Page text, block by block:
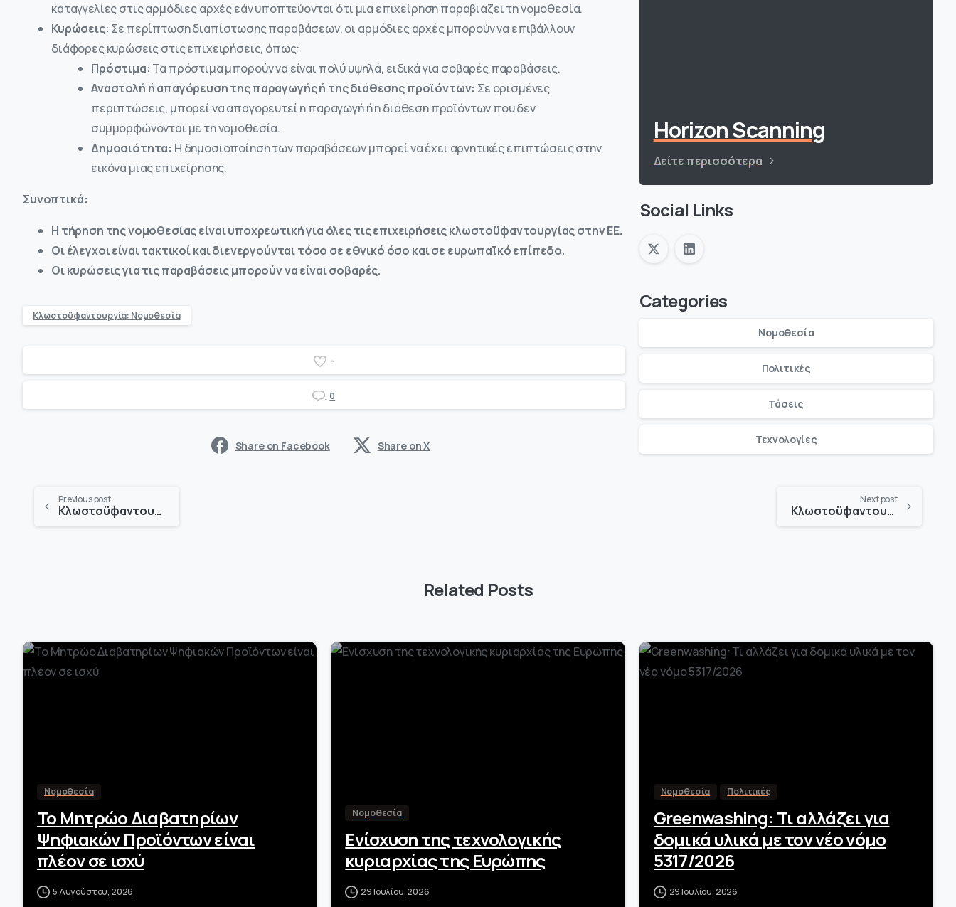
καταγγελίες στις αρμόδιες αρχές εάν υποπτεύονται ότι μια επιχείρηση παραβιάζει τη νομοθεσία.
Κυρώσεις: Σε περίπτωση διαπίστωσης παραβάσεων, οι αρμόδιες αρχές μπορούν να επιβάλλουν
διάφορες κυρώσεις στις επιχειρήσεις, όπως:
Πρόστιμα: Τα πρόστιμα μπορούν να είναι πολύ υψηλά, ειδικά για σοβαρές παραβάσεις.
Αναστολή ή απαγόρευση της παραγωγής ή της διάθεσης προϊόντων: Σε ορισμένες
περιπτώσεις, μπορεί να απαγορευτεί η παραγωγή ή η διάθεση προϊόντων που δεν
συμμορφώνονται με τη νομοθεσία.
Δημοσιότητα: Η δημοσιοποίηση των παραβάσεων μπορεί να έχει αρνητικές επιπτώσεις στην
εικόνα μιας επιχείρησης.
Συνοπτικά:
Η τήρηση της νομοθεσίας είναι υποχρεωτική για όλες τις επιχειρήσεις κλωστοϋφαντουργίας στην ΕΕ.
Οι έλεγχοι είναι τακτικοί και διενεργούνται τόσο σε εθνικό όσο και σε ευρωπαϊκό επίπεδο.
Οι κυρώσεις για τις παραβάσεις μπορούν να είναι σοβαρές.
Κλωστοϋφαντουργία: Νομοθεσία
-
0
Share on Facebook Share on X
Horizon Scanning
Δείτε περισσότερα
Social Links
Categories
Νομοθεσία
Πολιτικές
Τάσεις
Τεχνολογίες
Previous post
Κλωστοϋφαντουργία: Μόδα & Κατοικίδια Ζώα
Next post
Κλωστοϋφαντουργία: Τεχνολογίες σε προτεραιότητα
Related Posts
Νομοθεσία
Το Μητρώο Διαβατηρίων
Ψηφιακών Προϊόντων είναι
πλέον σε ισχύ
5 Αυγούστου, 2026
Νομοθεσία
Ενίσχυση της τεχνολογικής
κυριαρχίας της Ευρώπης
29 Ιουλίου, 2026
Νομοθεσία Πολιτικές
Greenwashing: Τι αλλάζει για
δομικά υλικά με τον νέο νόμο
5317/2026
29 Ιουλίου, 2026